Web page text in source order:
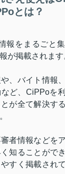
とは？
報をまるごと
が掲載されます
、バイト情報
ど、 CiPPoを
が全て解決す
者情報などを
知ることがで
すく掲載され